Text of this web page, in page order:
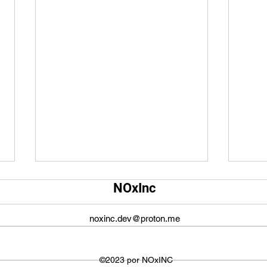
Qual é o tamanho da tela do
O tamanho da tela do YouTube
utilizada para visualizar os
O
de
NOxInc
noxinc.dev@proton.me
©2023 por NOxINC